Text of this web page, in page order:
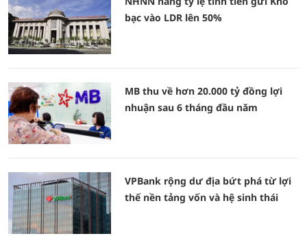
bạc vào LDR lên 50%
MB thu về hơn 20.000 tỷ đồng lợi
nhuận sau 6 tháng đầu năm
VPBank rộng dư địa bứt phá từ lợi
thế nền tảng vốn và hệ sinh thái